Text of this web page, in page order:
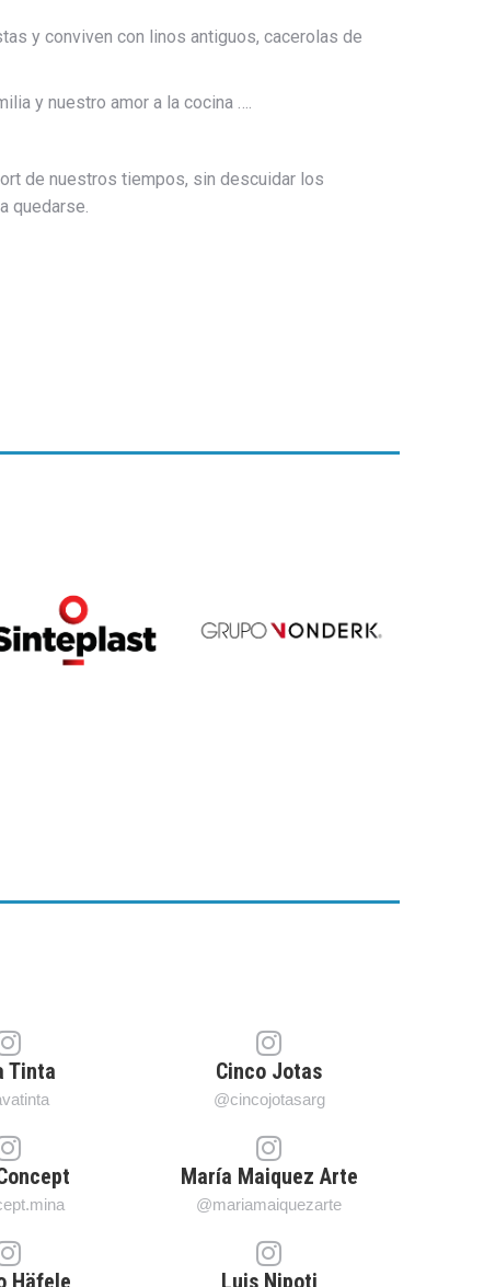
y conviven con linos antiguos, cacerolas de
y nuestro amor a la cocina ….
de nuestros tiempos, sin descuidar los
quedarse.
Tinta Cinco Jotas
@cincojotasarg
María Maiquez Arte
@mariamaiquezarte
Häfele Luis Nipoti